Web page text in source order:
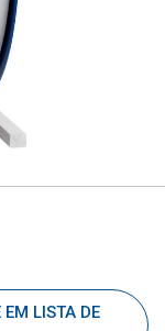
LISTA DE